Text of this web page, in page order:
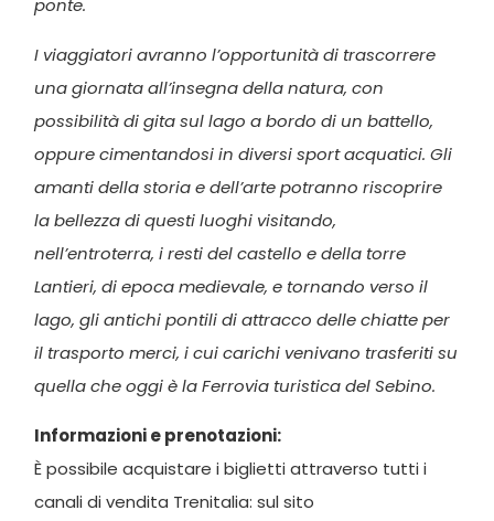
ponte.
I viaggiatori avranno l’opportunità di trascorrere
una giornata all’insegna della natura, con
possibilità di gita sul lago a bordo di un battello,
oppure cimentandosi in diversi sport acquatici. Gli
amanti della storia e dell’arte potranno riscoprire
la bellezza di questi luoghi visitando,
nell’entroterra, i resti del castello e della torre
Lantieri, di epoca medievale, e tornando verso il
lago, gli antichi pontili di attracco delle chiatte per
il trasporto merci, i cui carichi venivano trasferiti su
quella che oggi è la Ferrovia turistica del Sebino.
Informazioni e prenotazioni:
È possibile acquistare i biglietti attraverso tutti i
canali di vendita Trenitalia: sul sito